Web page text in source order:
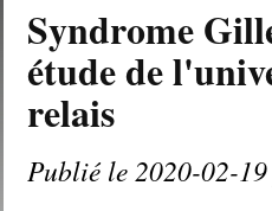
Syndrome
étude de
relais
Publié le 2020-02-